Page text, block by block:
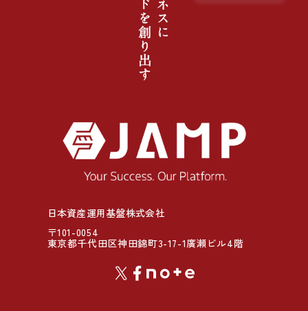
日本資産運用基盤株式会社
〒101-0054
東京都千代田区神田錦町3-17-1廣瀬ビル4階